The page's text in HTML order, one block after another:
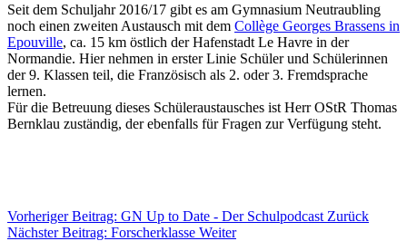
Seit dem Schuljahr 2016/17 gibt es am Gymnasium Neutraubling
noch einen zweiten Austausch mit dem Collège Georges Brassens in
Epouville, ca. 15 km östlich der Hafenstadt Le Havre in der
Normandie. Hier nehmen in erster Linie Schüler und Schülerinnen
der 9. Klassen teil, die Französisch als 2. oder 3. Fremdsprache
lernen.
Für die Betreuung dieses Schüleraustausches ist Herr OStR Thomas
Bernklau zuständig, der ebenfalls für Fragen zur Verfügung steht.
Vorheriger Beitrag: GN Up to Date - Der Schulpodcast Zurück
Nächster Beitrag: Forscherklasse Weiter